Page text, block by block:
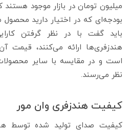
میلیون تومان در بازار موجود
بودجه‌ای که در اختیار دارید
باید گفت با در نظر گرفتن
هندزفری‌ها ارائه می‌کنند، قیمت
است و در مقایسه با سایر محصولات
نظر می‌رسند.
کیفیت هندزفری وان مور
کیفیت صدای تولید شده توسط